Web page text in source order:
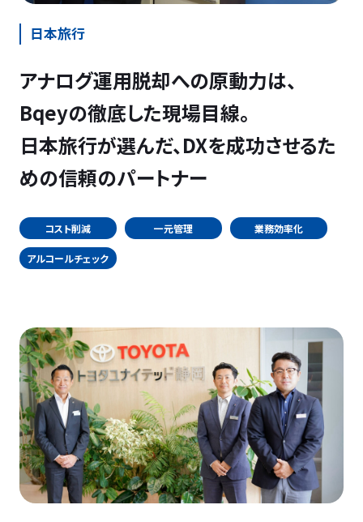
日本旅行
アナログ運用脱却への原動力は、
Bqeyの徹底した現場目線。
日本旅行が選んだ、DXを成功させるた
めの信頼のパートナー
コスト削減 一元管理 業務効率化
アルコールチェック